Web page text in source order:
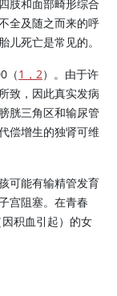
肢和面部畸形综合
全及随之而来的呼
死亡是常见的。
（1，2）。由于许
致，因此真实发病
胱三角区和输尿管
偿增生的独肾可维
可能有输精管发育
宫阻塞。在青春
积血引起）的女